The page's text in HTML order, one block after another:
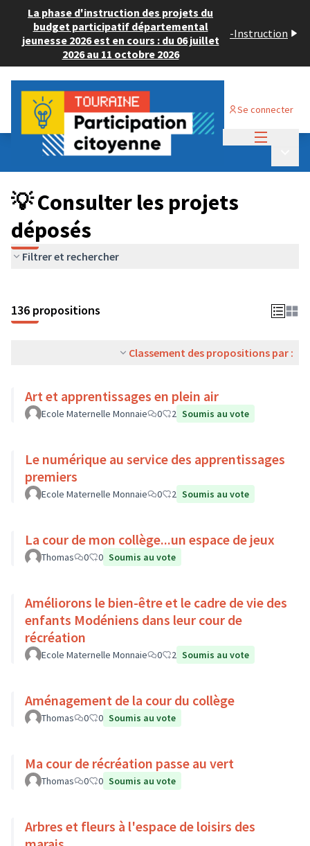
La phase d'instruction des projets du
budget participatif départemental
jeunesse 2026 est en cours : du 06 juillet
2026 au 11 octobre 2026
-Instruction
Se connecter
Budget Participatif JEUNESSE 2024
💡 Consulter les projets déposés
💡 Consulter les projets
déposés
Filtrer et rechercher
136 propositions
Classement des propositions par :
Art et apprentissages en plein air
Ecole Maternelle Monnaie 0 2 Soumis au vote
Le numérique au service des apprentissages
premiers
Ecole Maternelle Monnaie 0 2 Soumis au vote
La cour de mon collège...un espace de jeux
Thomas 0 0 Soumis au vote
Améliorons le bien-être et le cadre de vie des
enfants Modéniens dans leur cour de
récréation
Ecole Maternelle Monnaie 0 2 Soumis au vote
Aménagement de la cour du collège
Thomas 0 0 Soumis au vote
Ma cour de récréation passe au vert
Thomas 0 0 Soumis au vote
Arbres et fleurs à l'espace de loisirs des